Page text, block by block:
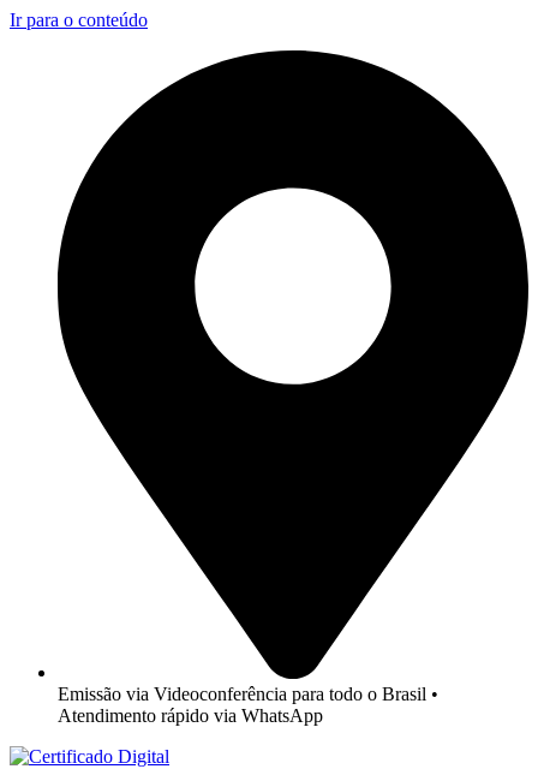
Ir para o conteúdo
Emissão via Videoconferência para todo o Brasil •
Atendimento rápido via WhatsApp